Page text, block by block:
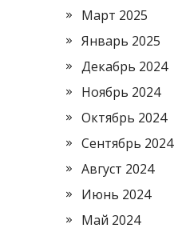
Март 2025
Январь 2025
Декабрь 2024
Ноябрь 2024
Октябрь 2024
Сентябрь 2024
Август 2024
Июнь 2024
Май 2024